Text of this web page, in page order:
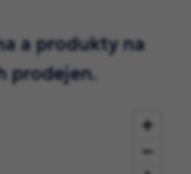
a produkty na
prodejen.